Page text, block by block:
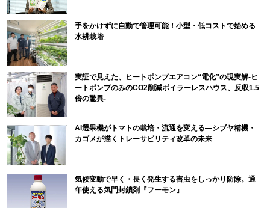
手をかけずに自動で管理可能！小型・低コストで始める
水耕栽培
実証で見えた、ヒートポンプエアコン“電化”の現実解-ヒ
ートポンプのみのCO2削減ボイラーレスハウス、反収1.5
倍の驚異-
AI選果機がトマトの栽培・流通を変える―シブヤ精機・
カゴメが描くトレーサビリティ改革の未来
気候変動で早く・長く発生する害虫をしっかり防除。通
年使える気門封鎖剤『フーモン』